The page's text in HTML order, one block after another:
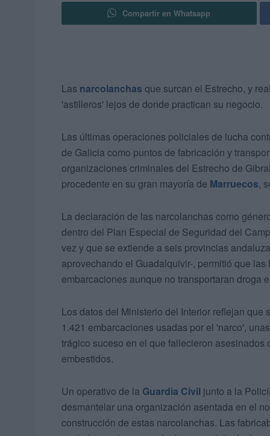
Compartir en Whatsapp
Las narcolanchas que surcan el Estrecho, y
'astilleros' lejos de donde practican su negocio.
Las últimas operaciones policiales de lucha
de Galicia como puntos de fabricación y
organizaciones criminales del Estrecho de
procedente en su gran mayoría de Marruecos,
La declaración de las narcolanchas como
dentro del Plan Especial de Seguridad del
vez y que se extiende a seis provincias
aprovechando el Guadalquivir-, permitió que
embarcaciones aunque no transportaran droga
Los datos del Ministerio del Interior reflejan
1.421 embarcaciones usadas por el 'narco',
trágico suceso en el que fallecieron
embestidos.
Un operativo de la Guardia Civil junto a la
desmantelar una organización asentada en el
construcción de estas narcolanchas. Las